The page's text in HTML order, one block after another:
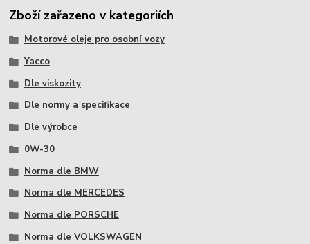
Zboží zařazeno v kategoriích
Motorové oleje pro osobní vozy
Yacco
Dle viskozity
Dle normy a specifikace
Dle výrobce
0W-30
Norma dle BMW
Norma dle MERCEDES
Norma dle PORSCHE
Norma dle VOLKSWAGEN